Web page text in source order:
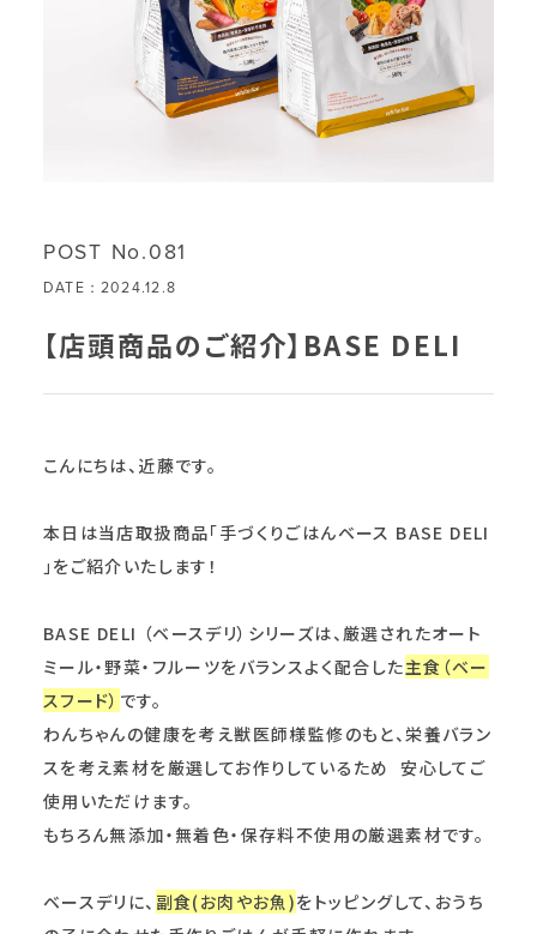
POST No.081
DATE：2024.12.8
【店頭商品のご紹介】BASE DELI
こんにちは、近藤です。
本日は当店取扱商品「手づくりごはんベース BASE DELI
」をご紹介いたします！
BASE DELI （ベースデリ）シリーズは、厳選されたオート
ミール・野菜・フルーツをバランスよく配合した主食（ベー
スフード） です。
わんちゃんの健康を考え獣医師様監修のもと、栄養バラン
スを考え素材を厳選してお作りしているため 安心してご
使用いただけます。
もちろん無添加・無着色・保存料不使用の厳選素材です。
ベースデリに、 副食(お肉やお魚)をトッピングして、おうち